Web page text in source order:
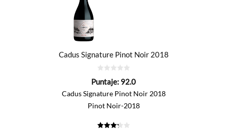
Cadus Signature Pinot Noir 2018
de
Puntaje: 92.0
Cadus Signature Pinot Noir 2018
Pinot Noir-2018